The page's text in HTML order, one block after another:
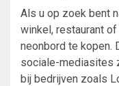
Als u op zoek bent
winkel, restaurant
neonbord te kopen.
sociale-mediasites
bij bedrijven zoals